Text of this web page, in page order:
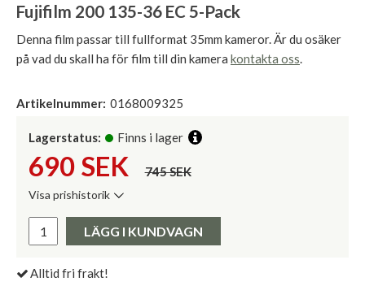
Fujifilm 200 135-36 EC 5-Pack
Denna film passar till fullformat 35mm kameror. Är du osäker
på vad du skall ha för film till din kamera kontakta oss.
Artikelnummer: 0168009325
Lagerstatus: Finns i lager
690 SEK 745 SEK
Visa prishistorik
Pris:
LÄGG I KUNDVAGN
Alltid fri frakt!